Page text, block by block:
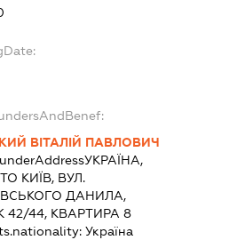
ВІТАЛІЙ ПАВЛОВИЧ
УКРАЇНА,
КИЇВ, ВУЛ.
ДАНИЛА,
42/44, КВАРТИРА 8
Україна